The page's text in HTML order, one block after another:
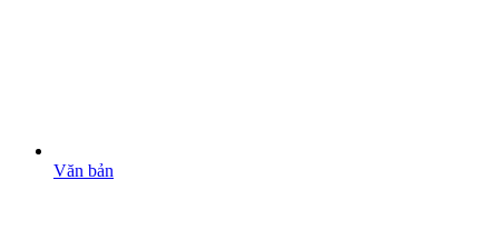
Văn bản